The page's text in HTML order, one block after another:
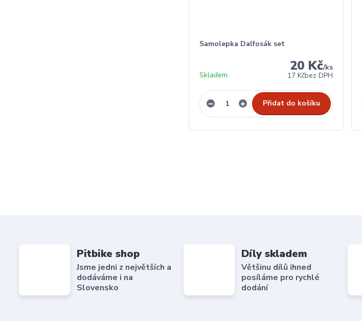
Samolepka Dalfosák set
20 Kč/ks
17 Kčbez DPH
Skladem
Přidat do košíku
Pitbike shop
Jsme jedni z největších a
dodáváme i na
Slovensko
Díly skladem
Většinu dílů ihned
posíláme pro rychlé
dodání